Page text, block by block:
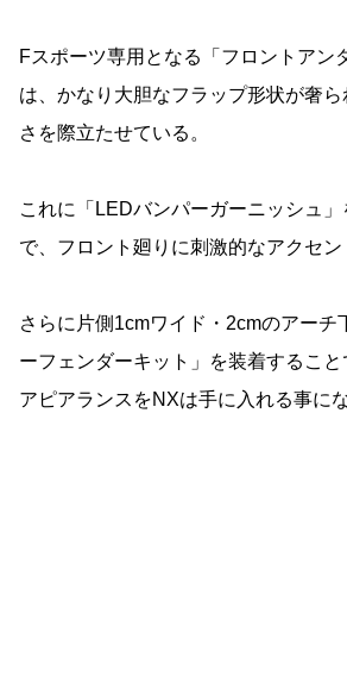
Fスポーツ専用となる「フロントアン
は、かなり大胆なフラップ形状が奢
さを際立たせている。
これに「LEDバンパーガーニッシュ
で、フロント廻りに刺激的なアクセン
さらに片側1cmワイド・2cmのアーチ
ーフェンダーキット」を装着するこ
アピアランスをNXは手に入れる事にな